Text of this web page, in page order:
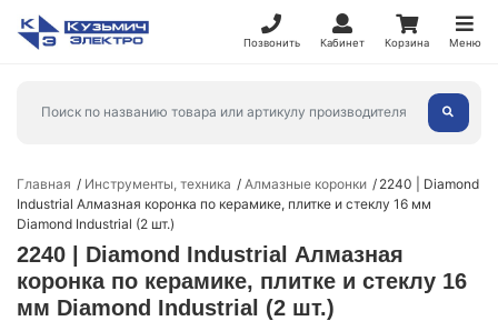
Позвонить Кабинет Корзина Меню
Главная Инструменты, техника Алмазные коронки
2240 | Diamond
Industrial Алмазная коронка по керамике, плитке и стеклу 16 мм
Diamond Industrial (2 шт.)
2240 | Diamond Industrial Алмазная
коронка по керамике, плитке и стеклу 16
мм Diamond Industrial (2 шт.)